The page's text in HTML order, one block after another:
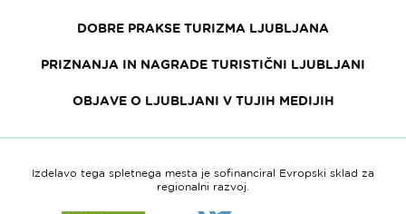
DOBRE PRAKSE TURIZMA LJUBLJANA
PRIZNANJA IN NAGRADE TURISTIČNI LJUBLJANI
OBJAVE O LJUBLJANI V TUJIH MEDIJIH
Izdelavo tega spletnega mesta je sofinanciral Evropski sklad za
regionalni razvoj.